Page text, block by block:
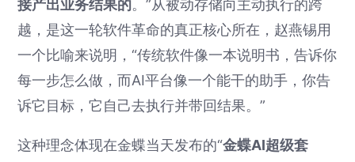
接产出业务结果的。”从被动存储向主动执行的跨
越，是这一轮软件革命的真正核心所在，赵燕锡用
一个比喻来说明，“传统软件像一本说明书，告诉你
每一步怎么做，而AI平台像一个能干的助手，你告
诉它目标，它自己去执行并带回结果。”
这种理念体现在金蝶当天发布的“金蝶AI超级套